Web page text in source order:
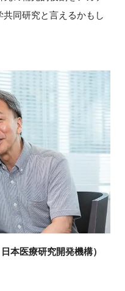
同研究と言えるかもし
本医療研究開発機構）